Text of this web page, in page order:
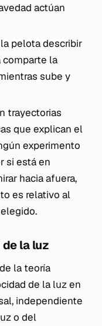
actúan
pelota describir
comparte la
sube y
trayectorias
que explican el
experimento
si está en
hacia afuera,
es relativo al
la luz
la teoría
de la luz en
independiente
o del